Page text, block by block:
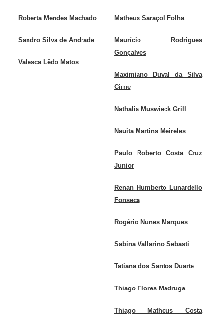
Roberta Mendes Machado
Sandro Silva de Andrade
Valesca Lêdo Matos
Matheus Saraçol Folha
Maurício Rodrigues
Gonçalves
Maximiano Duval da Silva
Cirne
Nathalia Muswieck Grill
Nauita Martins Meireles
Paulo Roberto Costa Cruz
Junior
Renan Humberto Lunardello
Fonseca
Rogério Nunes Marques
Sabina Vallarino Sebasti
Tatiana dos Santos Duarte
Thiago Flores Madruga
Thiago Matheus Costa